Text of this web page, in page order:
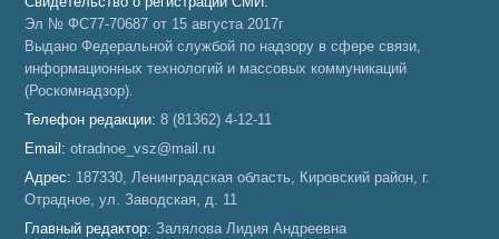
Эл № ФС77-70687 от 15 августа 2017г
Выдано Федеральной службой по надзору в сфере связи,
информационных технологий и массовых коммуникаций
(Роскомнадзор).
Телефон редакции: 8 (81362) 4-12-11
Email: otradnoe_vsz@mail.ru
Адрес: 187330, Ленинградская область, Кировский район, г.
Отрадное, ул. Заводская, д. 11
Главный редактор: Залялова Лидия Андреевна